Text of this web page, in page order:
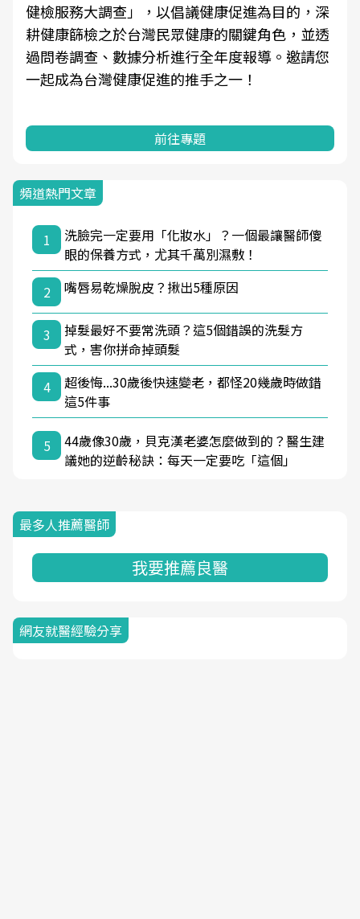
健檢服務大調查」，以倡議健康促進為目的，深
耕健康篩檢之於台灣民眾健康的關鍵角色，並透
過問卷調查、數據分析進行全年度報導。邀請您
一起成為台灣健康促進的推手之一！
前往專題
頻道熱門文章
1
洗臉完一定要用「化妝水」？一個最讓醫師傻
眼的保養方式，尤其千萬別濕敷！
2
嘴唇易乾燥脫皮？揪出5種原因
3
掉髮最好不要常洗頭？這5個錯誤的洗髮方
式，害你拼命掉頭髮
4
超後悔...30歲後快速變老，都怪20幾歲時做錯
這5件事
5
44歲像30歲，貝克漢老婆怎麼做到的？醫生建
議她的逆齡秘訣：每天一定要吃「這個」
最多人推薦醫師
我要推薦良醫
網友就醫經驗分享